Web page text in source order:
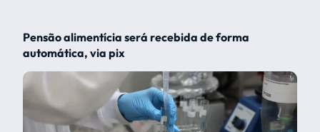
Pensão alimentícia será recebida de forma
automática, via pix